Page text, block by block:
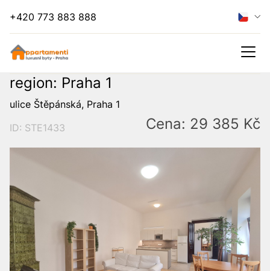
+420 773 883 888
region: Praha 1
ulice Štěpánská, Praha 1
ID: STE1433
Cena: 29 385 Kč